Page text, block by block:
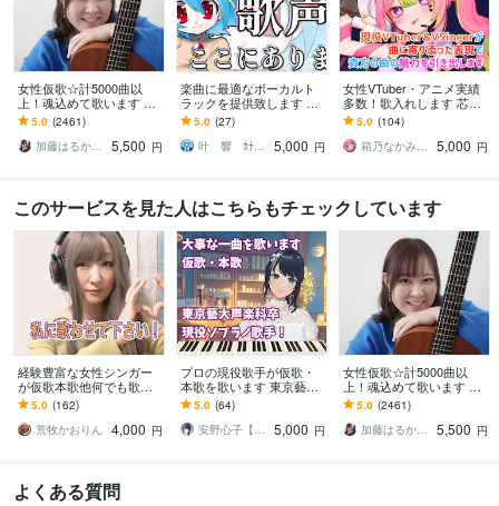
女性仮歌☆計5000曲以
上！魂込めて歌います エ
ディットが楽♪すぐ提出可
能♪毎月採用♪テレビ出演
有♪
5.0 (2461)
加藤はるか_Sing
5,500 円
楽曲に最適なボーカルト
ラックを提供致します 最
短即日納品可能！ピッチ
リズム修正済みでお渡し
出来ます
5.0 (27)
叶 響 ｶﾅｴ ﾋﾋﾞｷ
5,000 円
女性VTuber・アニメ実績
多数！歌入れします 芯の
ある声で表情豊かに曲の
魅力を引き出します！仮
歌&本歌に！
5.0 (104)
箱乃なかみ（Hakono Nakami）
5,000 円
このサービスを見た人はこちらもチェックしています
経験豊富な女性シンガー
が仮歌本歌他何でも歌い
ます メジャーアーティス
トコーラス実績、企業CM
ソング本歌歌唱
5.0 (162)
荒牧かおりん
4,000 円
プロの現役歌手が仮歌・
本歌を歌います 東京藝術
大学声楽科卒業！あなた
の大事な一曲を歌います
5.0 (64)
安野心子【安心さん】
5,000 円
女性仮歌☆計5000曲以
上！魂込めて歌います エ
ディットが楽♪すぐ提出可
能♪毎月採用♪テレビ出演
有♪
5.0 (2461)
加藤はるか_Sing
5,500 円
よくある質問